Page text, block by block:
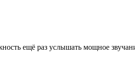
ещё раз услышать мощное